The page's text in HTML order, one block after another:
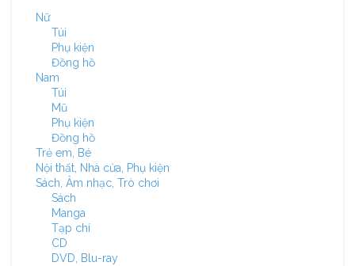
Nữ
Túi
Phụ kiện
Đồng hồ
Nam
Túi
Mũ
Phụ kiện
Đồng hồ
Trẻ em, Bé
Nội thất, Nhà cửa, Phụ kiện
Sách, Âm nhạc, Trò chơi
Sách
Manga
Tạp chí
CD
DVD, Blu-ray